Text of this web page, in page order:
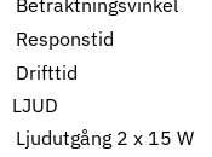
Betraktningsvinkel
Responstid
Drifttid
LJUD
Ljudutgång 2 x 15 W